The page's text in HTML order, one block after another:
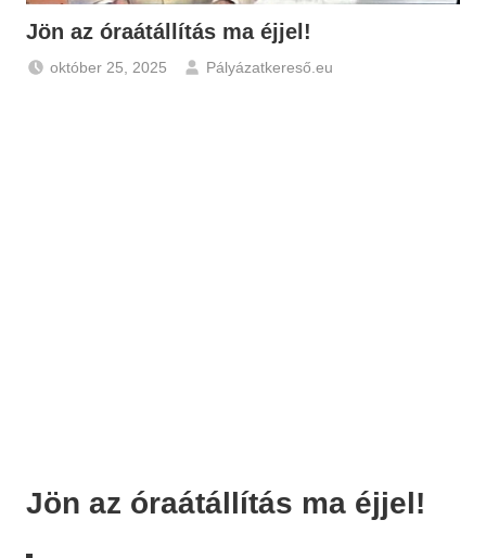
Jön az óraátállítás ma éjjel!
október 25, 2025
Pályázatkereső.eu
Jön az óraátállítás ma éjjel!